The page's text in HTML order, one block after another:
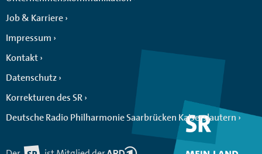
Job & Karriere
Impressum
Kontakt
Datenschutz
Korrekturen des SR
Deutsche Radio Philharmonie Saarbrücken Kaiserslautern